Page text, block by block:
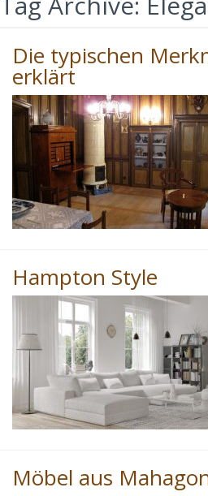
Die typischen
erklärt
Hampton Style
Möbel aus